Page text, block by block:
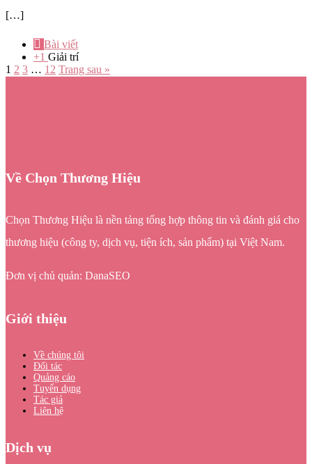
[…]
Bài viết
+1 Giải trí
1 2 3 … 12 Trang sau »
Về Chọn Thương Hiệu
Chọn Thương Hiệu là nền tảng tổng hợp thông tin và đánh giá cho
thương hiệu (công ty, dịch vụ, tiện ích, sản phẩm) tại Việt Nam.
Đơn vị chủ quản: DanaSEO
Giới thiệu
Về chúng tôi
Đối tác
Quảng cáo
Tuyển dụng
Tác giả
Liên hệ
Dịch vụ